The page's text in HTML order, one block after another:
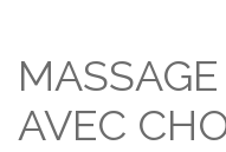
AVEC